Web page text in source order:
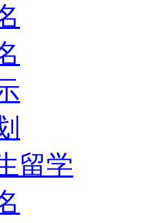
留学